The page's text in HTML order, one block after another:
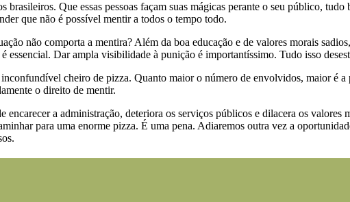
brasileiros. Que essas pessoas façam suas mágicas perante o seu público,
que não é possível mentir a todos o tempo todo.
não comporta a mentira? Além da boa educação e de valores morais
essencial. Dar ampla visibilidade à punição é importantíssimo. Tudo isso
cheiro de pizza. Quanto maior o número de envolvidos, maior é a
o direito de mentir.
encarecer a administração, deteriora os serviços públicos e dilacera os valores
para uma enorme pizza. É uma pena. Adiaremos outra vez a